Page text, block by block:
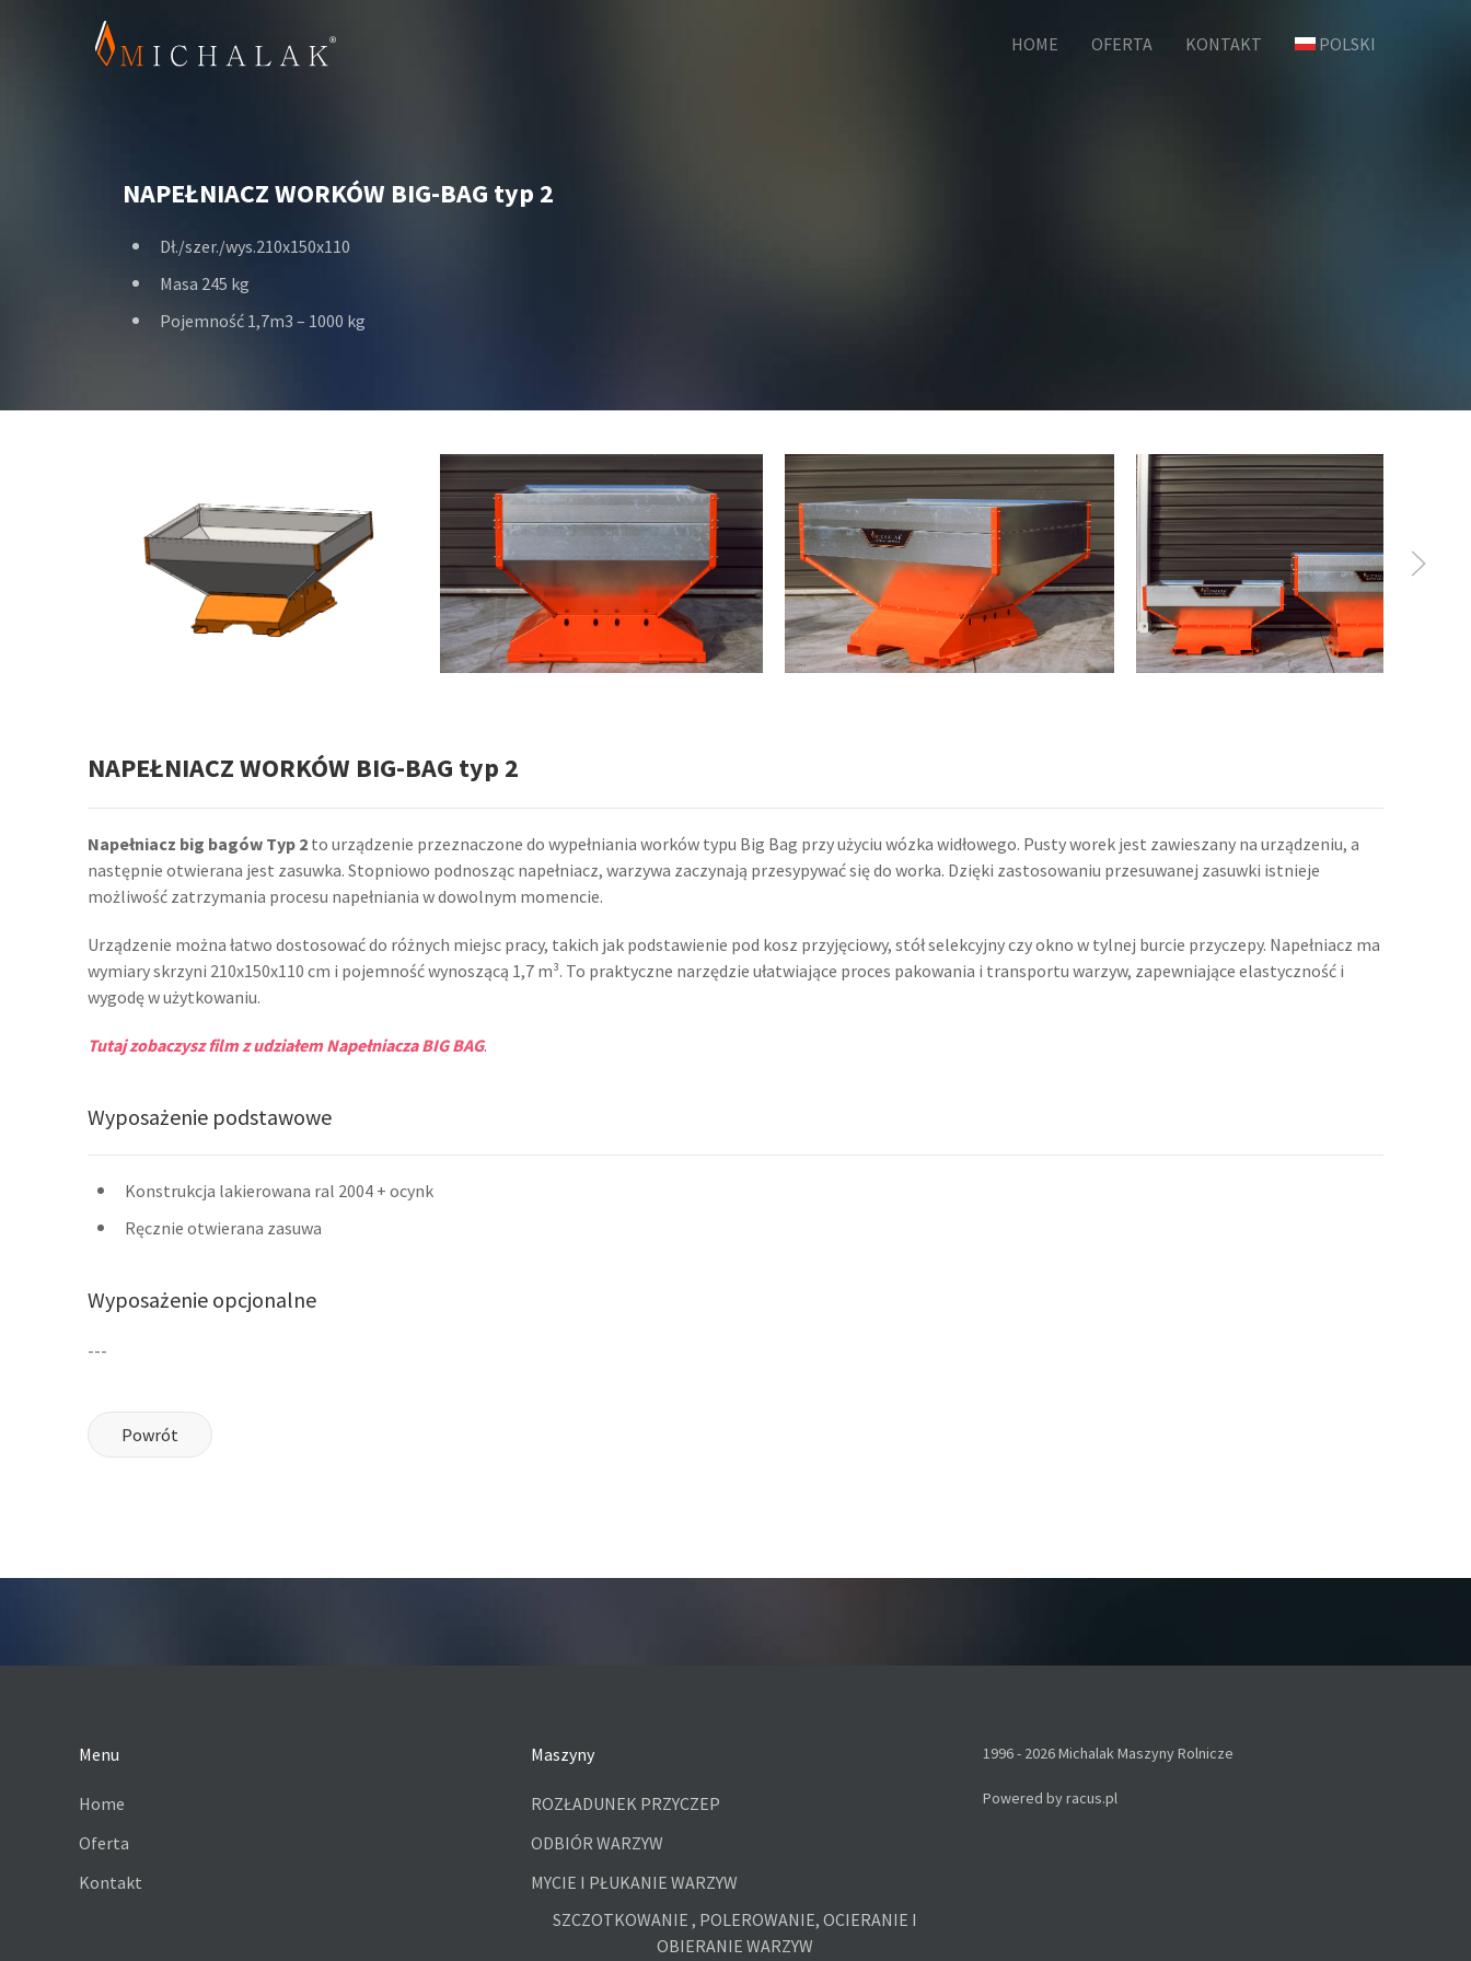
HOME OFERTA KONTAKT POLSKI
NAPEŁNIACZ WORKÓW BIG-BAG typ 2
Dł./szer./wys.210x150x110
Masa 245 kg
Pojemność 1,7m3 – 1000 kg
NAPEŁNIACZ WORKÓW BIG-BAG typ 2
Napełniacz big bagów Typ 2 to urządzenie przeznaczone do wypełniania worków typu Big Bag przy użyciu wózka widłowego. Pusty worek jest zawieszany na urządzeniu, a
następnie otwierana jest zasuwka. Stopniowo podnosząc napełniacz, warzywa zaczynają przesypywać się do worka. Dzięki zastosowaniu przesuwanej zasuwki istnieje
możliwość zatrzymania procesu napełniania w dowolnym momencie.
Urządzenie można łatwo dostosować do różnych miejsc pracy, takich jak podstawienie pod kosz przyjęciowy, stół selekcyjny czy okno w tylnej burcie przyczepy. Napełniacz ma
wymiary skrzyni 210x150x110 cm i pojemność wynoszącą 1,7 m³. To praktyczne narzędzie ułatwiające proces pakowania i transportu warzyw, zapewniające elastyczność i
wygodę w użytkowaniu.
Tutaj zobaczysz film z udziałem Napełniacza BIG BAG.
Wyposażenie podstawowe
Konstrukcja lakierowana ral 2004 + ocynk
Ręcznie otwierana zasuwa
Wyposażenie opcjonalne
---
Powrót
Menu
Home
Oferta
Kontakt
Maszyny
ROZŁADUNEK PRZYCZEP
ODBIÓR WARZYW
MYCIE I PŁUKANIE WARZYW
SZCZOTKOWANIE , POLEROWANIE, OCIERANIE I
OBIERANIE WARZYW
1996 - 2026 Michalak Maszyny Rolnicze
Powered byracus.pl